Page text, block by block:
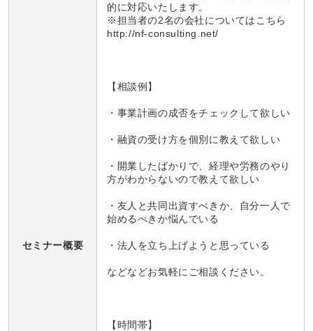
セミナー概要
的に対応いたします。
※担当者の2名の会社についてはこちら
http://nf-consulting.net/
【相談例】
・事業計画の成否をチェックして欲しい
・融資の受け方を個別に教えて欲しい
・開業したばかりで、経理や労務のやり
方がわからないので教えて欲しい
・友人と共同出資すべきか、自分一人で
始めるべきか悩んでいる
・法人を立ち上げようと思っている
などなどお気軽にご相談ください。
【時間帯】